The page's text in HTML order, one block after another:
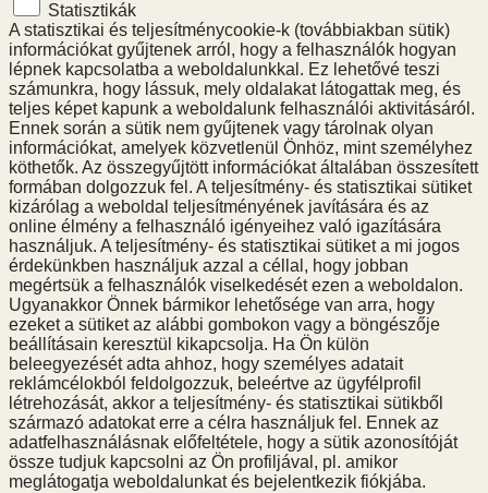
Statisztikák
A statisztikai és teljesítménycookie-k (továbbiakban sütik)
információkat gyűjtenek arról, hogy a felhasználók hogyan
lépnek kapcsolatba a weboldalunkkal. Ez lehetővé teszi
számunkra, hogy lássuk, mely oldalakat látogattak meg, és
teljes képet kapunk a weboldalunk felhasználói aktivitásáról.
Ennek során a sütik nem gyűjtenek vagy tárolnak olyan
információkat, amelyek közvetlenül Önhöz, mint személyhez
köthetők. Az összegyűjtött információkat általában összesített
formában dolgozzuk fel. A teljesítmény- és statisztikai sütiket
kizárólag a weboldal teljesítményének javítására és az
online élmény a felhasználó igényeihez való igazítására
használjuk. A teljesítmény- és statisztikai sütiket a mi jogos
érdekünkben használjuk azzal a céllal, hogy jobban
megértsük a felhasználók viselkedését ezen a weboldalon.
Ugyanakkor Önnek bármikor lehetősége van arra, hogy
ezeket a sütiket az alábbi gombokon vagy a böngészője
beállításain keresztül kikapcsolja. Ha Ön külön
beleegyezését adta ahhoz, hogy személyes adatait
reklámcélokból feldolgozzuk, beleértve az ügyfélprofil
létrehozását, akkor a teljesítmény- és statisztikai sütikből
származó adatokat erre a célra használjuk fel. Ennek az
adatfelhasználásnak előfeltétele, hogy a sütik azonosítóját
össze tudjuk kapcsolni az Ön profiljával, pl. amikor
meglátogatja weboldalunkat és bejelentkezik fiókjába.